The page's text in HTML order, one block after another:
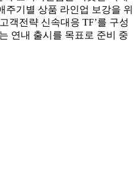
기별 상품 라인업 보강을 위
객전략 신속대응 TF’를 구성
연내 출시를 목표로 준비 중